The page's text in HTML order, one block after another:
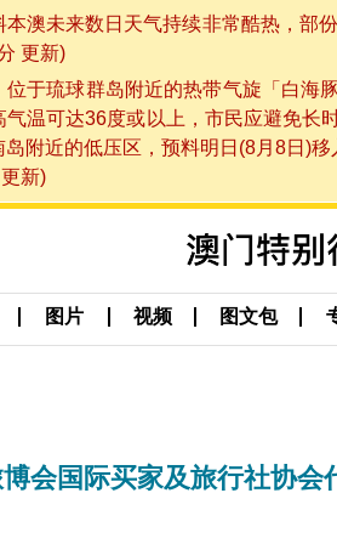
澳未来数日天气持续非常酷热，部
更新)
于琉球群岛附近的热带气旋「白海
温可达36度或以上，市民应避免长
岛附近的低压区，预料明日(8月8日)
新)
图片 视频 图文包
会国际买家及旅行社协